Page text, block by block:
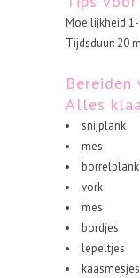
Moeilijkheid 1-
Tijdsduur: 20
Bereiden
Alles
snijplank
mes
borrelplank
vork
mes
bordjes
lepeltjes
kaasmesjes